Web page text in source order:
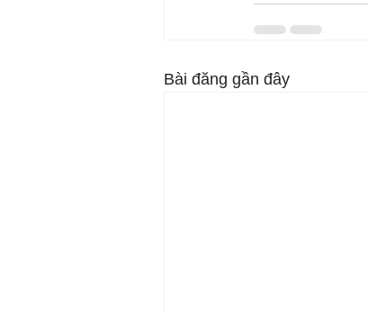
Bài đăng gần đây